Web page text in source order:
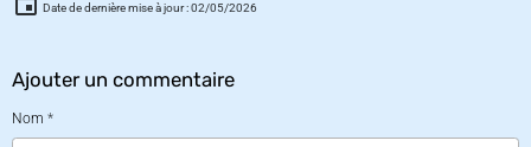
Date de dernière mise à jour : 02/05/2026
Ajouter un commentaire
Nom